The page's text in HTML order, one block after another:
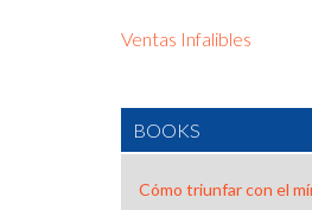
Ventas Infalibles
BOOKS
Cómo triunfar con el